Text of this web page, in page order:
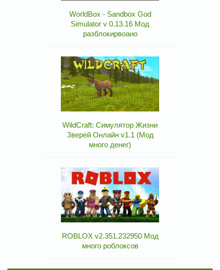
WorldBox - Sandbox God
Simulator v 0.13.16 Мод
разблокирвоано
WildCraft: Симулятор Жизни
Зверей Онлайн v1.1 (Мод
много денег)
ROBLOX v2.351.232950 Мод
много роблоксов